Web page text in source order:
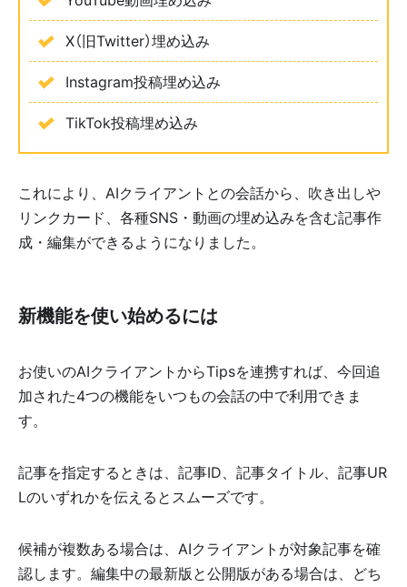
X（旧Twitter）埋め込み
Instagram投稿埋め込み
TikTok投稿埋め込み
これにより、AIクライアントとの会話から、吹き出しや
リンクカード、各種SNS・動画の埋め込みを含む記事作
成・編集ができるようになりました。
新機能を使い始めるには
お使いのAIクライアントからTipsを連携すれば、今回追
加された4つの機能をいつもの会話の中で利用できま
す。
記事を指定するときは、記事ID、記事タイトル、記事UR
Lのいずれかを伝えるとスムーズです。
候補が複数ある場合は、AIクライアントが対象記事を確
認します。編集中の最新版と公開版がある場合は、どち